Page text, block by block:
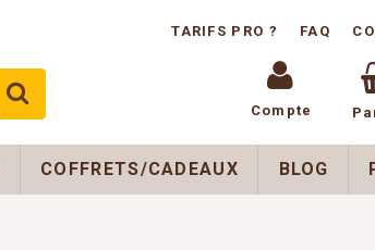
TARIFS PRO ? FAQ
Compte
COFFRETS/CADEAUX BLOG